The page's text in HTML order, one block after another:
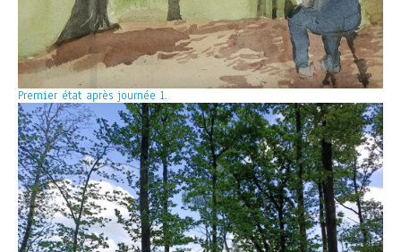
Premier état après journée 1.